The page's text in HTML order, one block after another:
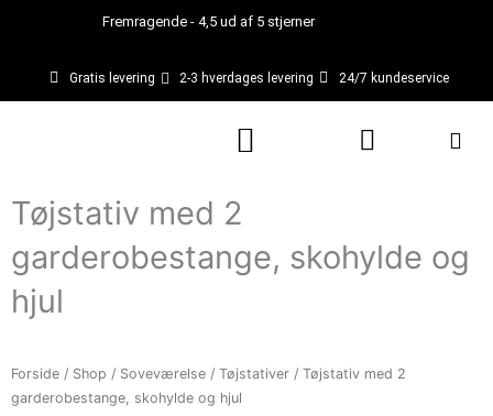
Fremragende - 4,5 ud af 5 stjerner
Gratis levering 2-3 hverdages levering 24/7 kundeservice
Kurv
Tøjstativ med 2
garderobestange, skohylde og
hjul
Forside / Shop / Soveværelse / Tøjstativer / Tøjstativ med 2
garderobestange, skohylde og hjul